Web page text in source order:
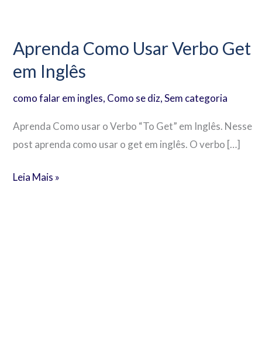
Aprenda Como Usar Verbo Get
em Inglês
como falar em ingles, Como se diz,Sem categoria
Aprenda Como usar o Verbo “To Get” em Inglês. Nesse
post aprenda como usar o get em inglês. O verbo […]
Usar
Verbo
em
Inglês
Leia Mais »